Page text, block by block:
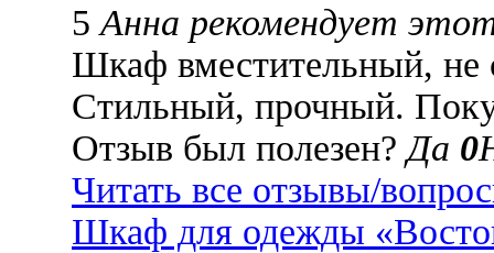
5 Анна рекомендует
Шкаф вместительный, не
Стильный, прочный.
Отзыв был полезен?Да 0
Читать все отзывы/
Шкаф для одежды